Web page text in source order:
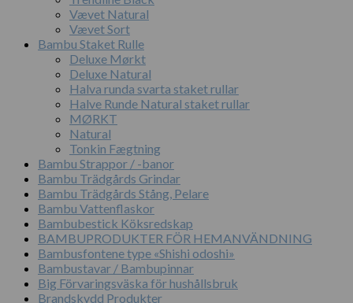
Vævet Natural
Vævet Sort
Bambu Staket Rulle
Deluxe Mørkt
Deluxe Natural
Halva runda svarta staket rullar
Halve Runde Natural staket rullar
MØRKT
Natural
Tonkin Fægtning
Bambu Strappor / -banor
Bambu Trädgårds Grindar
Bambu Trädgårds Stång, Pelare
Bambu Vattenflaskor
Bambubestick Köksredskap
BAMBUPRODUKTER FÖR HEMANVÄNDNING
Bambusfontene type «Shishi odoshi»
Bambustavar / Bambupinnar
Big Förvaringsväska för hushållsbruk
Brandskydd Produkter